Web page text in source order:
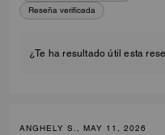
Reseña verificada
¿Te ha resultado útil esta
ANGHELY S., MAY 11, 2026